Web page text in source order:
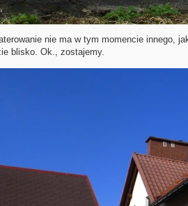
nie ma w tym momencie innego,
blisko. Ok., zostajemy.